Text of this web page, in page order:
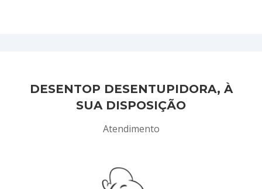
DESENTOP DESENTUPIDORA, À
SUA DISPOSIÇÃO
Atendimento